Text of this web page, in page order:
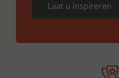
Laat u inspireren